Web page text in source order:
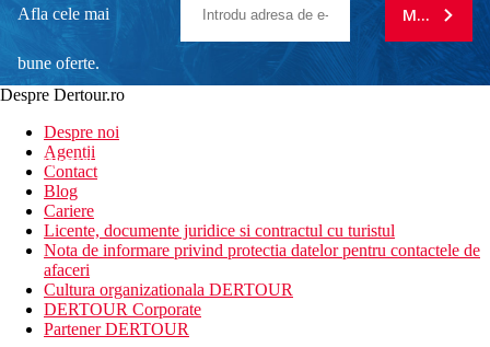
Afla cele mai
bune oferte.
newsletter!
MA
Despre Dertour.ro
Despre noi
Agentii
Contact
Blog
Cariere
Licente, documente juridice si contractul cu turistul
Nota de informare privind protectia datelor pentru contactele de
afaceri
Cultura organizationala DERTOUR
DERTOUR Corporate
Partener DERTOUR